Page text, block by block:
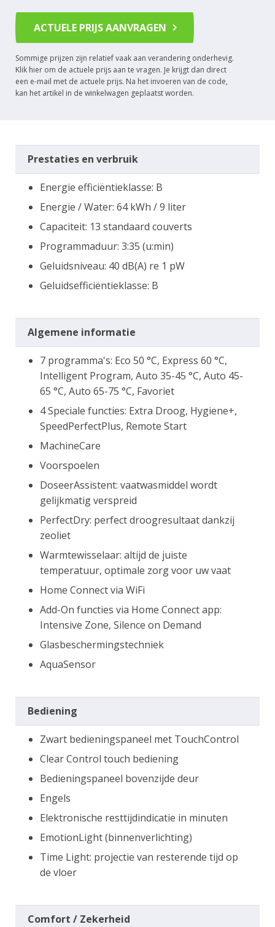
ACTUELE PRIJS AANVRAGEN
Sommige prijzen zijn relatief vaak aan verandering onderhevig.
Klik hier om de actuele prijs aan te vragen. Je krijgt dan direct
een e-mail met de actuele prijs. Na het invoeren van de code,
kan het artikel in de winkelwagen geplaatst worden.
Prestaties en verbruik
Energie efficiëntieklasse: B
Energie / Water: 64 kWh / 9 liter
Capaciteit: 13 standaard couverts
Programmaduur: 3:35 (u:min)
Geluidsniveau: 40 dB(A) re 1 pW
Geluidsefficiëntieklasse: B
Algemene informatie
7 programma's: Eco 50 °C, Express 60 °C,
Intelligent Program, Auto 35-45 °C, Auto 45-
65 °C, Auto 65-75 °C, Favoriet
4 Speciale functies: Extra Droog, Hygiene+,
SpeedPerfectPlus, Remote Start
MachineCare
Voorspoelen
DoseerAssistent: vaatwasmiddel wordt
gelijkmatig verspreid
PerfectDry: perfect droogresultaat dankzij
zeoliet
Warmtewisselaar: altijd de juiste
temperatuur, optimale zorg voor uw vaat
Home Connect via WiFi
Add-On functies via Home Connect app:
Intensive Zone, Silence on Demand
Glasbeschermingstechniek
AquaSensor
Bediening
Zwart bedieningspaneel met TouchControl
Clear Control touch bediening
Bedieningspaneel bovenzijde deur
Engels
Elektronische resttijdindicatie in minuten
EmotionLight (binnenverlichting)
Time Light: projectie van resterende tijd op
de vloer
Comfort / Zekerheid